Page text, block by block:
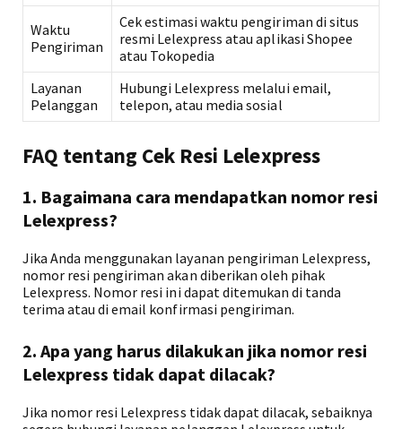
Waktu
Pengiriman
Cek estimasi waktu pengiriman di situs
resmi Lelexpress atau aplikasi Shopee
atau Tokopedia
Layanan
Pelanggan
Hubungi Lelexpress melalui email,
telepon, atau media sosial
FAQ tentang Cek Resi Lelexpress
1. Bagaimana cara mendapatkan nomor resi
Lelexpress?
Jika Anda menggunakan layanan pengiriman Lelexpress,
nomor resi pengiriman akan diberikan oleh pihak
Lelexpress. Nomor resi ini dapat ditemukan di tanda
terima atau di email konfirmasi pengiriman.
2. Apa yang harus dilakukan jika nomor resi
Lelexpress tidak dapat dilacak?
Jika nomor resi Lelexpress tidak dapat dilacak, sebaiknya